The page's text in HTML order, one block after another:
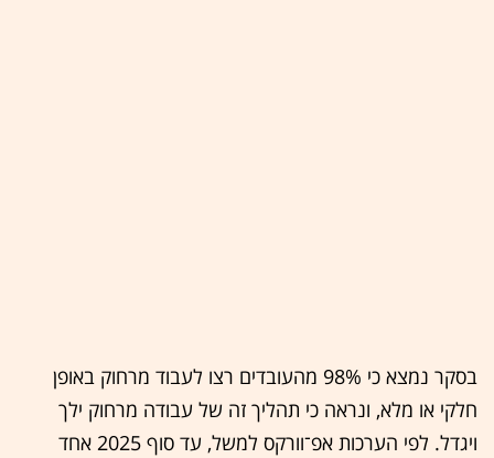
בסקר נמצא כי 98% מהעובדים רצו לעבוד מרחוק באופן
חלקי או מלא, ונראה כי תהליך זה של עבודה מרחוק ילך
ויגדל. לפי הערכות אפ־וורקס למשל, עד סוף 2025 אחד